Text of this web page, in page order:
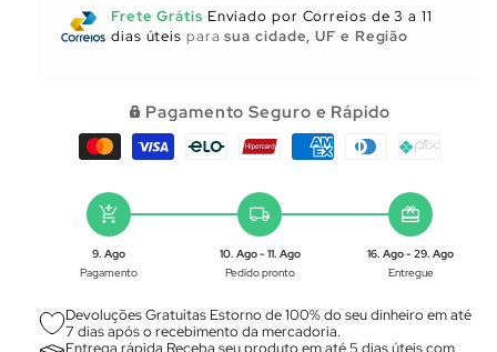
de
Utensílios
de
Utensílios
Frete Grátis Enviado por Correios de 3 a 11
dias úteis parasua cidade, UF e Região
Pagamento Seguro e Rápido
add_shopping_cart
9. Ago
Pagamento
local_shipping
10. Ago - 11. Ago
Pedido pronto
redeem
16. Ago - 29. Ago
Entregue
Devoluções Gratuitas Estorno de 100% do seu dinheiro em até
7 dias após o recebimento da mercadoria.
Entrega rápida Receba seu produto em até 5 dias úteis com